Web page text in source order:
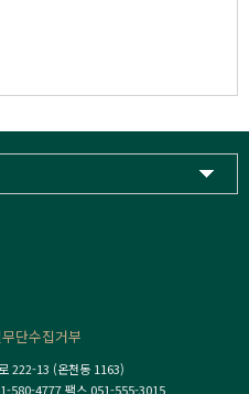
단수집거부
222-13 (온천동 1163)
580-4777 팩스 051-555-3015